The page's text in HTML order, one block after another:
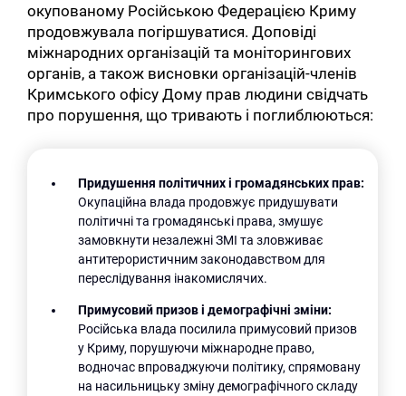
окупованому Російською Федерацією Криму
продовжувала погіршуватися. Доповіді
міжнародних організацій та моніторингових
органів, а також висновки організацій-членів
Кримського офісу Дому прав людини свідчать
про порушення, що тривають і поглиблюються:
Придушення політичних і громадянських прав:
Окупаційна влада продовжує придушувати
політичні та громадянські права, змушує
замовкнути незалежні ЗМІ та зловживає
антитерористичним законодавством для
переслідування інакомислячих.
Примусовий призов і демографічні зміни:
Російська влада посилила примусовий призов
у Криму, порушуючи міжнародне право,
водночас впроваджуючи політику, спрямовану
на насильницьку зміну демографічного складу